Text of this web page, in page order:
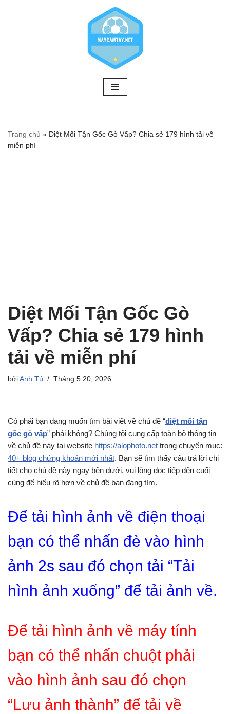
Trang chủ » Diệt Mối Tận Gốc Gò Vấp? Chia sẻ 179 hình tải về
miễn phí
Diệt Mối Tận Gốc Gò
Vấp? Chia sẻ 179 hình
tải về miễn phí
bởi Anh Tú Tháng 5 20, 2026
Có phải bạn đang muốn tìm bài viết về chủ đề “diệt mối tận
gốc gò vấp” phải không? Chúng tôi cung cấp toàn bộ thông tin
về chủ đề này tại website https://alophoto.net trong chuyển mục:
40+ blog chứng khoán mới nhất. Bạn sẽ tìm thấy câu trả lời chi
tiết cho chủ đề này ngay bên dưới, vui lòng đọc tiếp đến cuối
cùng để hiểu rõ hơn về chủ đề bạn đang tìm.
Để tải hình ảnh về điện thoại
bạn có thể nhấn đè vào hình
ảnh 2s sau đó chọn tải “Tải
hình ảnh xuống” để tải ảnh về.
Để tải hình ảnh về máy tính
bạn có thể nhấn chuột phải
vào hình ảnh sau đó chọn
“Lưu ảnh thành” để tải về